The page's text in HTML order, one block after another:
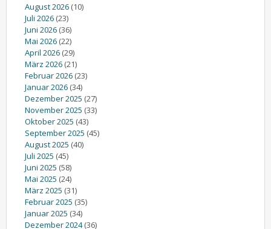
August 2026 (10)
Juli 2026 (23)
Juni 2026 (36)
Mai 2026 (22)
April 2026 (29)
März 2026 (21)
Februar 2026 (23)
Januar 2026 (34)
Dezember 2025 (27)
November 2025 (33)
Oktober 2025 (43)
September 2025 (45)
August 2025 (40)
Juli 2025 (45)
Juni 2025 (58)
Mai 2025 (24)
März 2025 (31)
Februar 2025 (35)
Januar 2025 (34)
Dezember 2024(36)